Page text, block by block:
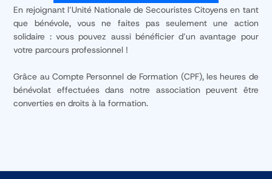
En rejoignant l’Unité Nationale de Secouristes Citoyens en tant
que bénévole, vous ne faites pas seulement une action
solidaire : vous pouvez aussi bénéficier d’un avantage pour
votre parcours professionnel !
Grâce au Compte Personnel de Formation (CPF), les heures de
bénévolat effectuées dans notre association peuvent être
converties en droits à la formation.